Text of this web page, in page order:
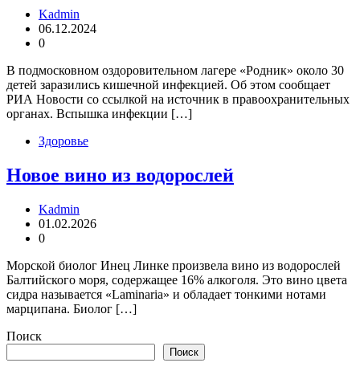
Kadmin
06.12.2024
0
В подмосковном оздоровительном лагере «Родник» около 30
детей заразились кишечной инфекцией. Об этом сообщает
РИА Новости со ссылкой на источник в правоохранительных
органах. Вспышка инфекции […]
Здоровье
Новое вино из водорослей
Kadmin
01.02.2026
0
Морской биолог Инец Линке произвела вино из водорослей
Балтийского моря, содержащее 16% алкоголя. Это вино цвета
сидра называется «Laminaria» и обладает тонкими нотами
марципана. Биолог […]
Поиск
Поиск